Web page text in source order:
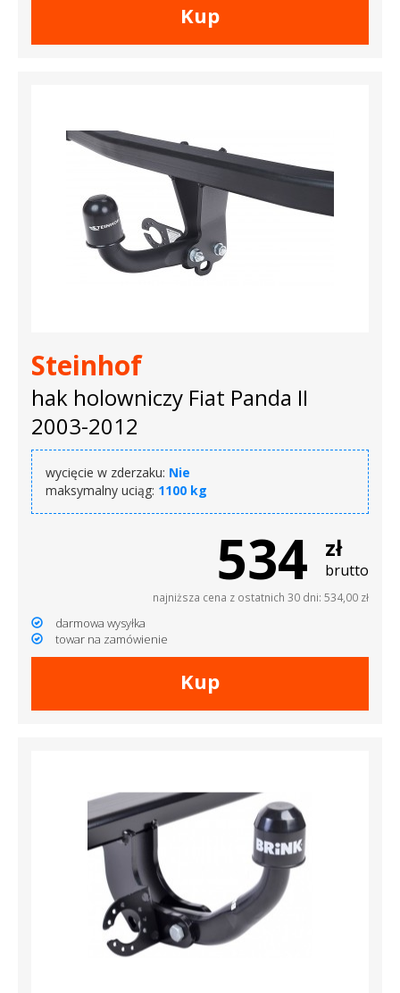
Kup
Steinhof
hak holowniczy Fiat Panda II
2003-2012
wycięcie w zderzaku: Nie
maksymalny uciąg: 1100 kg
534 zł
brutto
najniższa cena z ostatnich 30 dni: 534,00 zł
darmowa wysyłka
towar na zamówienie
Kup